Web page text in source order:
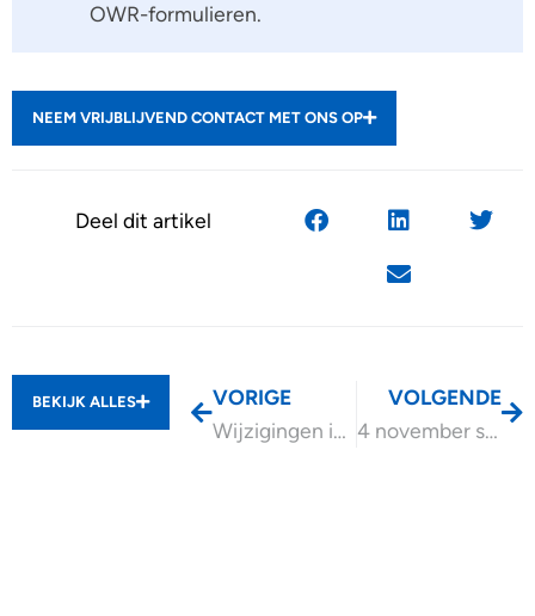
OWR-formulieren.
NEEM VRIJBLIJVEND CONTACT MET ONS OP
Deel dit artikel
BEKIJK ALLES
VORIGE
Wijzigingen in gecombineerde opgave uiterlijk 1 of 15 oktober 2025
VOLGENDE
4 november start subsidie vermindering vrachtwagenkilometers